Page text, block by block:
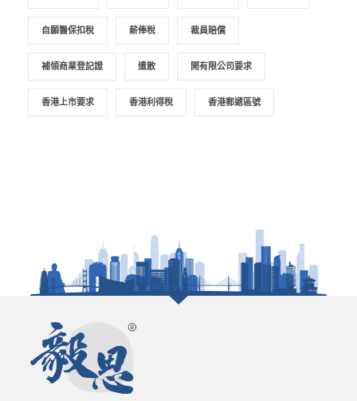
自願醫保扣稅 薪俸稅 裁員賠償
補領商業登記證 遣散 開有限公司要求
香港上市要求 香港利得稅 香港郵遞區號